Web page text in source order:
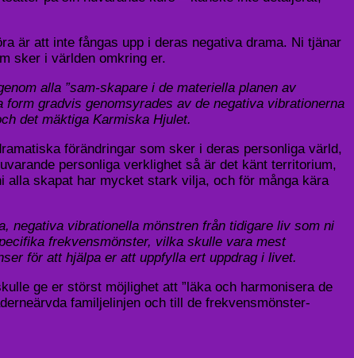
är att inte fångas upp i deras negativa drama. Ni tjänar
sker i världen omkring er.
alla ”sam-skapare i de materiella planen av
gradvis genomsyrades av de negativa vibrationerna
det mäktiga Karmiska Hjulet.
förändringar som sker i deras personliga värld,
personliga verklighet så är det känt territorium,
alla skapat har mycket stark vilja, och för många kära
negativa vibrationella mönstren från tidigare liv som ni
frekvensmönster, vilka skulle vara mest
för att hjälpa er att uppfylla ert uppdrag i livet.
ge er störst möjlighet att ”läka och harmonisera de
familjelinjen och till de frekvensmönster-